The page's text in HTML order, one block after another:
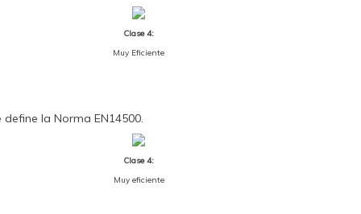
Clase 4:
Muy Eficiente
la Norma EN14500.
Clase 4:
Muy eficiente